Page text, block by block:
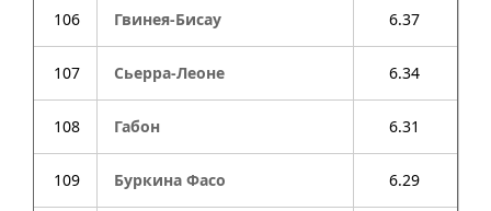
106 Гвинея-Бисау 6.37
107 Сьерра-Леоне 6.34
108 Габон 6.31
109 Буркина Фасо 6.29